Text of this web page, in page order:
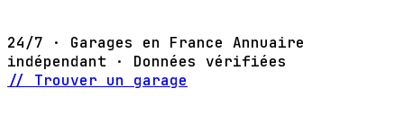
24/7 · Garages en France Annuaire
indépendant · Données vérifiées
// Trouver un garage